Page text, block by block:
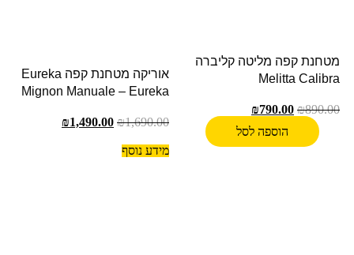
מטחנת קפה מליטה קליברה
Melitta Calibra
₪890.00
₪790.00
הוספה לסל
אוריקה מטחנת קפה Eureka
Mignon Manuale – Eureka
₪1,690.00
₪1,490.00
מידע נוסף